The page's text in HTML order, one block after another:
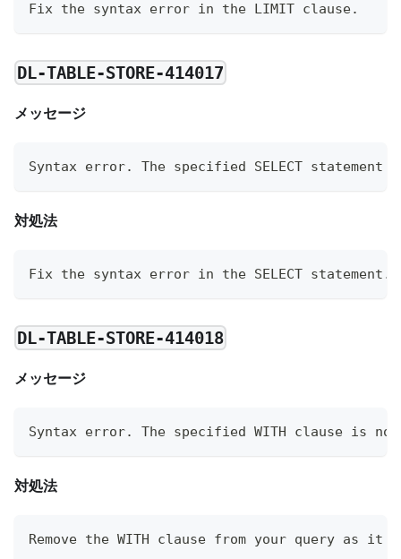
Fix the syntax error in the LIMIT clause.
DL-TABLE-STORE-414017
メッセージ
Syntax error. The specified SELECT
対処法
Fix the syntax error in the SELECT statement.
DL-TABLE-STORE-414018
メッセージ
Syntax error. The specified WITH clause is
対処法
Remove the WITH clause from your query as it